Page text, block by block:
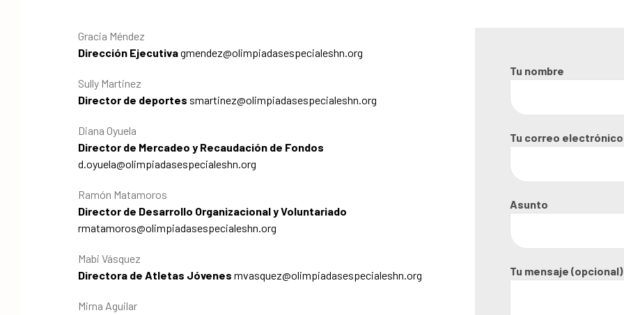
Gracia Méndez
Dirección Ejecutivagmendez@olimpiadasespecialeshn.org
Sully Martinez
Director de deportes smartinez@olimpiadasespecialeshn.org
Diana Oyuela
Director de Mercadeo y Recaudación de Fondos
d.oyuela@olimpiadasespecialeshn.org
Ramón Matamoros
Director de Desarrollo Organizacional y Voluntariado
rmatamoros@olimpiadasespecialeshn.org
Mabi Vásquez
Directora de Atletas Jóvenes mvasquez@olimpiadasespecialeshn.org
Mirna Aguilar
Tu nombre
Tu correo electrónico
Asunto
Tu mensaje (opcional)